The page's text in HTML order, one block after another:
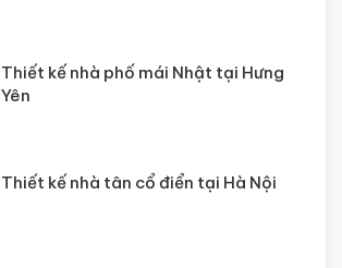
Thiết kế nhà phố mái Nhật tại Hưng
Yên
Thiết kế nhà tân cổ điển tại Hà Nội